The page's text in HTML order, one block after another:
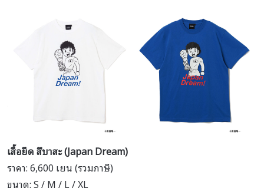
เสื้อยืด สึบาสะ (Japan Dream)
ราคา: 6,600 เยน (รวมภาษี)
ขนาด: S / M / L / XL